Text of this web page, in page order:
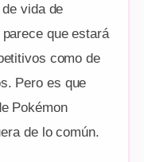
vida de
que estará
como de
Pero es que
Pokémon
de lo común.